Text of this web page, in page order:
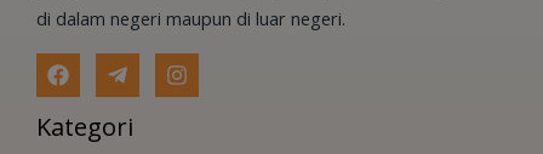
di dalam negeri maupun di luar negeri.
Kategori